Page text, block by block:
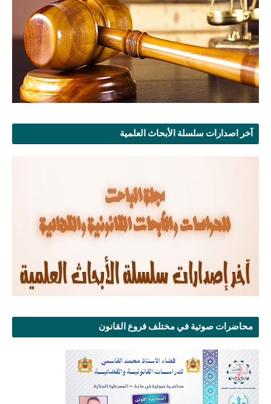
آخر اصدارات سلسلة الأبحاث العلمية
محاضرات صوتية في مختلف فروع القانون